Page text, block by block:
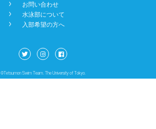
󿾡 お問い合わせ
󿾡 水泳部について
󿾡 入部希望の方へ
©Tetsumon Swim Team. The University of Tokyo.